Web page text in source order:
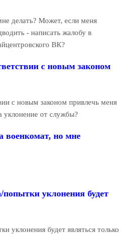
делать? Может, если меня
- написать жалобу в
ВК?
с новым законом
с новым законом привлечь меня
уклонение от службы?
военкомат, но мне
уклонения будет
уклонения будет являться только